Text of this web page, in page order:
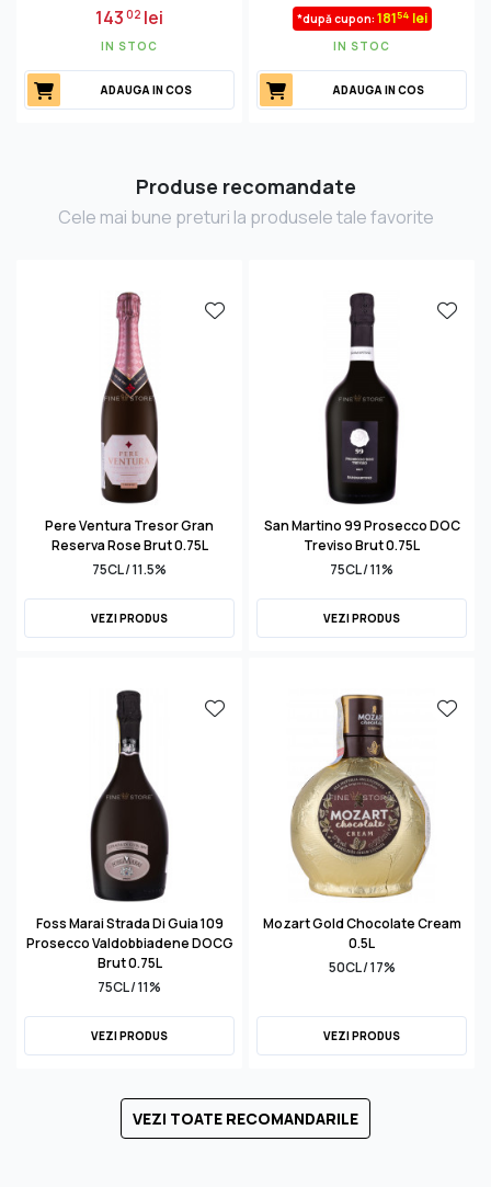
14302 lei
IN STOC
ADAUGA IN COS
*după cupon: 18154 lei
IN STOC
ADAUGA IN COS
Produse recomandate
Cele mai bune preturi la produsele tale favorite
Pere Ventura Tresor Gran
Reserva Rose Brut 0.75L
75CL / 11.5%
VEZI PRODUS
San Martino 99 Prosecco DOC
Treviso Brut 0.75L
75CL / 11%
VEZI PRODUS
Foss Marai Strada Di Guia 109
Prosecco Valdobbiadene DOCG
Brut 0.75L
75CL / 11%
VEZI PRODUS
Mozart Gold Chocolate Cream
0.5L
50CL / 17%
VEZI PRODUS
VEZI TOATE RECOMANDARILE